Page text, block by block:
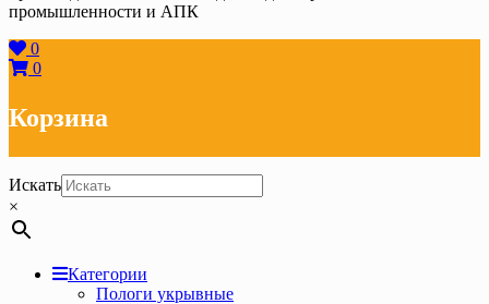
промышленности и АПК
0
0
Корзина
Искать
×
Категории
Пологи укрывные